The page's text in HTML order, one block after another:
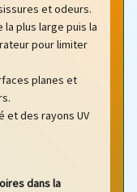
et odeurs.
la plus large puis la
pour limiter
planes et
et des rayons UV
dans la